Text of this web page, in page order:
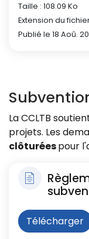
Taille : 108.09 Ko
Extension du
Publié le 18 Aoû.
La CCLTB
projets. Les
clôturéespour
Télécharger